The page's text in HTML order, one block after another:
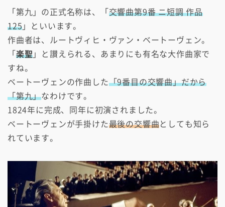
「第九」の正式名称は、「 交響曲第9番 ニ短調 作品
125 」といいます。
作曲者は、ルートヴィヒ・ヴァン・ベートーヴェン。
「 楽聖 」と讃えられる、あまりにも有名な大作曲家で
すね。
ベートーヴェンの作曲した「9番目の交響曲」だから
「第九」なわけです。
1824年に完成、同年に初演されました。
ベートーヴェンが手掛けた最後の交響曲としても知ら
れています。